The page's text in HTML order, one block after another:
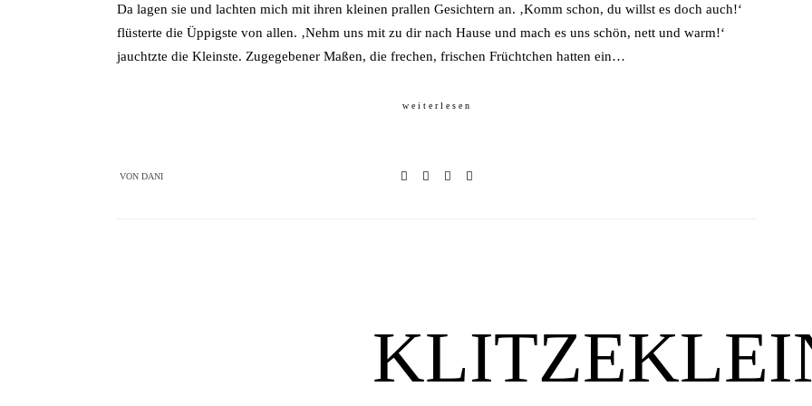
Da lagen sie und lachten mich mit ihren kleinen prallen Gesichtern an. ‚Komm schon, du willst es doch auch!‘
flüsterte die Üppigste von allen. ‚Nehm uns mit zu dir nach Hause und mach es uns schön, nett und warm!‘
jauchtzte die Kleinste. Zugegebener Maßen, die frechen, frischen Früchtchen hatten ein…
weiterlesen
VONDANI